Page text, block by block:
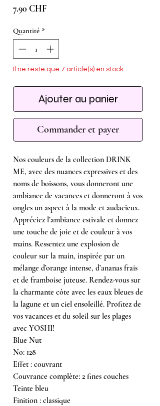
7.90 CHFPrix
Quantité *
Il ne reste que 7 article(s) en stock
Ajouter au panier
Commander et payer
Nos couleurs de la collection DRINK
ME, avec des nuances expressives et des
noms de boissons, vous donneront une
ambiance de vacances et donneront à vos
ongles un aspect à la mode et audacieux.
Appréciez l’ambiance estivale et donnez
une touche de joie et de couleur à vos
mains. Ressentez une explosion de
couleur sur la main, inspirée par un
mélange d’orange intense, d’ananas frais
et de framboise juteuse. Rendez-vous sur
la charmante côte avec les eaux bleues de
la lagune et un ciel ensoleillé. Profitez de
vos vacances et du soleil sur les plages
avec YOSHI!
Blue Nut
No: 128
Effet : couvrant
​Couvrance complète: 2 fines couches
Teinte bleu
Finition : classique